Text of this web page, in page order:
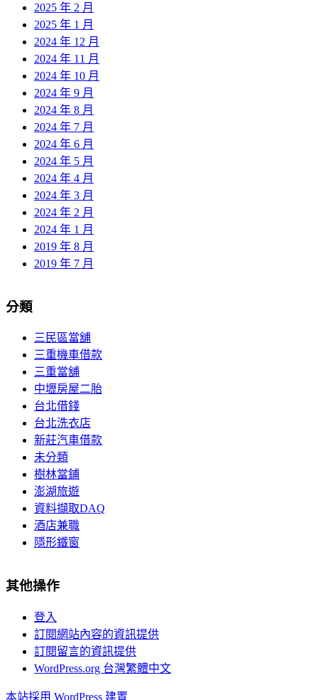
2025 年 2 月
2025 年 1 月
2024 年 12 月
2024 年 11 月
2024 年 10 月
2024 年 9 月
2024 年 8 月
2024 年 7 月
2024 年 6 月
2024 年 5 月
2024 年 4 月
2024 年 3 月
2024 年 2 月
2024 年 1 月
2019 年 8 月
2019 年 7 月
分類
三民區當舖
三重機車借款
三重當舖
中壢房屋二胎
台北借錢
台北洗衣店
新莊汽車借款
未分類
樹林當鋪
澎湖旅遊
資料擷取DAQ
酒店兼職
隱形鐵窗
其他操作
登入
訂閱網站內容的資訊提供
訂閱留言的資訊提供
WordPress.org 台灣繁體中文
本站採用 WordPress 建置